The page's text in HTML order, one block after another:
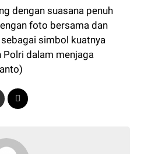
dengan suasana penuh
foto bersama dan
simbol kuatnya
Polri dalam menjaga